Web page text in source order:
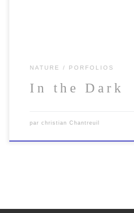
NATURE PORFOLIOS
In the Dark
par christian Chantreuil